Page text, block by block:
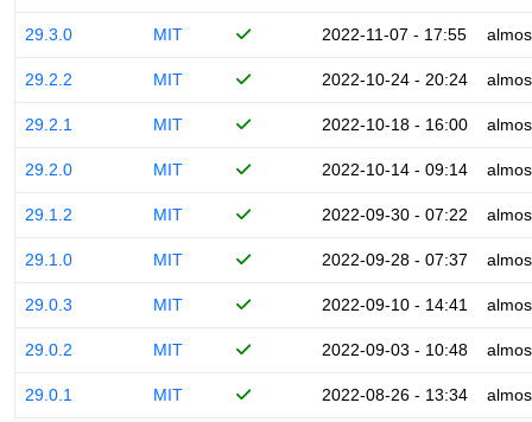
29.3.0 MIT 2022-11-07 - 17:55
29.2.2 MIT 2022-10-24 - 20:24
29.2.1 MIT 2022-10-18 - 16:00
29.2.0 MIT 2022-10-14 - 09:14
29.1.2 MIT 2022-09-30 - 07:22
29.1.0 MIT 2022-09-28 - 07:37
29.0.3 MIT 2022-09-10 - 14:41
29.0.2 MIT 2022-09-03 - 10:48
29.0.1 MIT 2022-08-26 - 13:34